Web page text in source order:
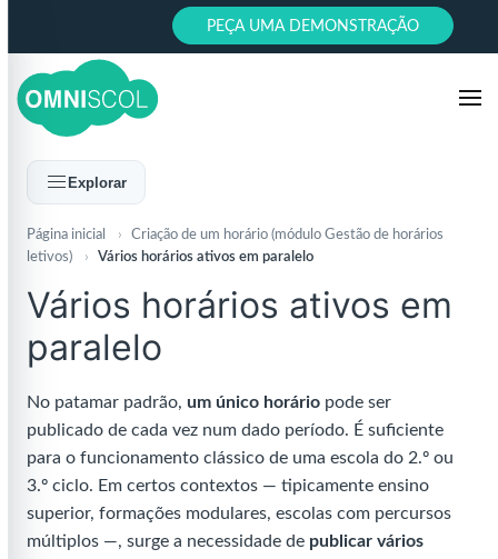
PEÇA UMA DEMONSTRAÇÃO
Explorar
Página inicial ›
Criação de um horário (módulo Gestão de horários
letivos)
› Vários horários ativos em paralelo
Vários horários ativos em
paralelo
No patamar padrão, um único horário pode ser
publicado de cada vez num dado período. É suficiente
para o funcionamento clássico de uma escola do 2.º ou
3.º ciclo. Em certos contextos — tipicamente ensino
superior, formações modulares, escolas com percursos
múltiplos —, surge a necessidade de publicar vários